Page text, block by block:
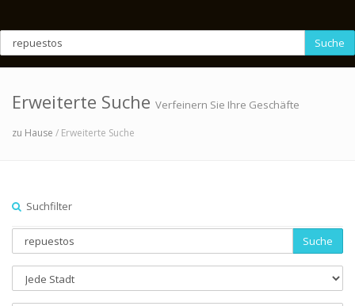
Suche
Erweiterte Suche Verfeinern Sie Ihre Geschäfte
zu Hause / Erweiterte Suche
Suchfilter
Suche